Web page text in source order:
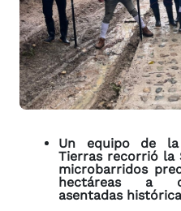
Un equipo de la
Tierras recorrió la
microbarridos
hectáreas a
asentadas